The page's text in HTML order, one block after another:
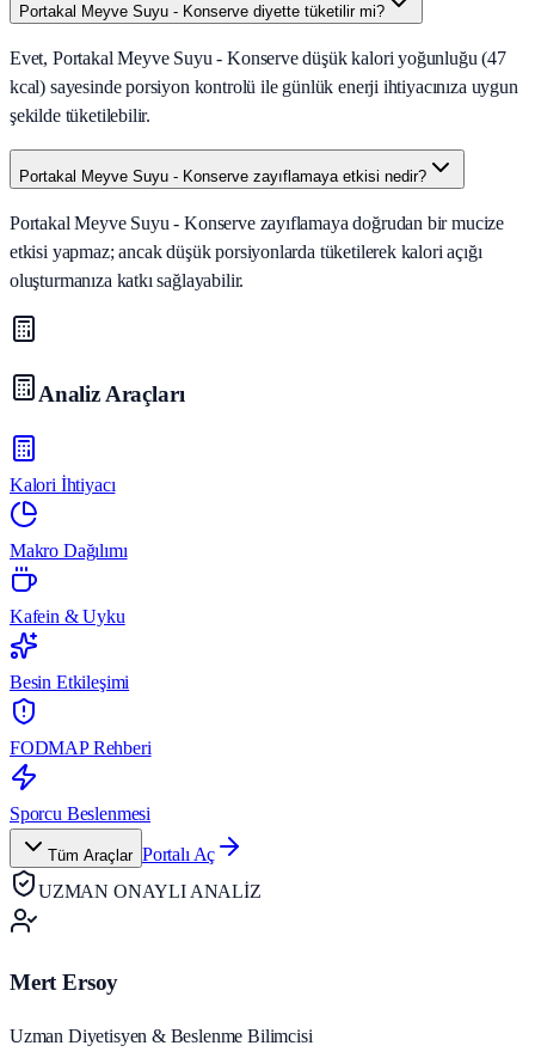
Portakal Meyve Suyu - Konserve diyette tüketilir mi?
Evet, Portakal Meyve Suyu - Konserve düşük kalori yoğunluğu (47
kcal) sayesinde porsiyon kontrolü ile günlük enerji ihtiyacınıza uygun
şekilde tüketilebilir.
Portakal Meyve Suyu - Konserve zayıflamaya etkisi nedir?
Portakal Meyve Suyu - Konserve zayıflamaya doğrudan bir mucize
etkisi yapmaz; ancak düşük porsiyonlarda tüketilerek kalori açığı
oluşturmanıza katkı sağlayabilir.
Analiz Araçları
Kalori İhtiyacı
Makro Dağılımı
Kafein & Uyku
Besin Etkileşimi
FODMAP Rehberi
Sporcu Beslenmesi
Tüm Araçlar Portalı Aç
UZMAN ONAYLI ANALİZ
Mert Ersoy
Uzman Diyetisyen & Beslenme Bilimcisi